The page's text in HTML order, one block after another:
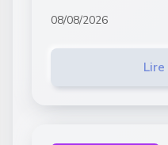
08/08/2026